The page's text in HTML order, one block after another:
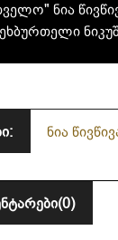
ნია
ნია
(0)